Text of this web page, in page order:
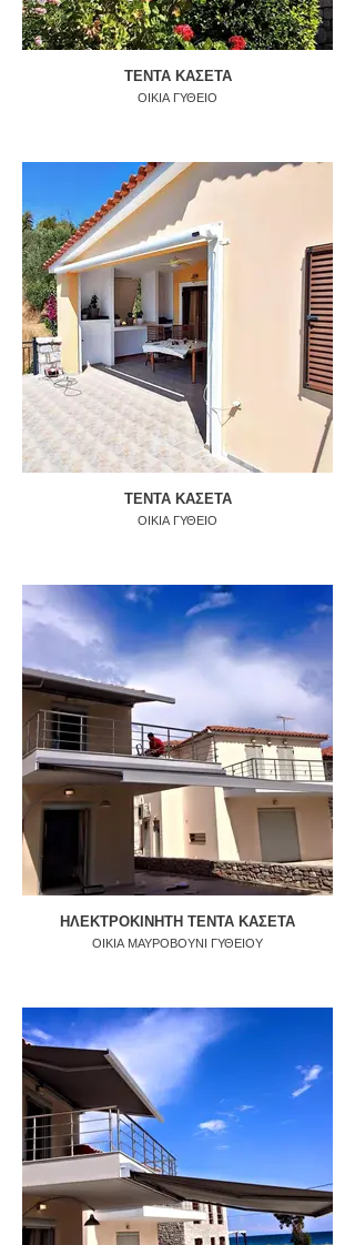
ΤΕΝΤΑ ΚΑΣΕΤΑ
ΟΙΚΙΑ ΓΥΘΕΙΟ
ΤΕΝΤΑ ΚΑΣΕΤΑ
ΟΙΚΙΑ ΓΥΘΕΙΟ
ΗΛΕΚΤΡΟΚΙΝΗΤΗ ΤΕΝΤΑ ΚΑΣΕΤΑ
ΟΙΚΙΑ ΜΑΥΡΟΒΟΥΝΙ ΓΥΘΕΙΟΥ